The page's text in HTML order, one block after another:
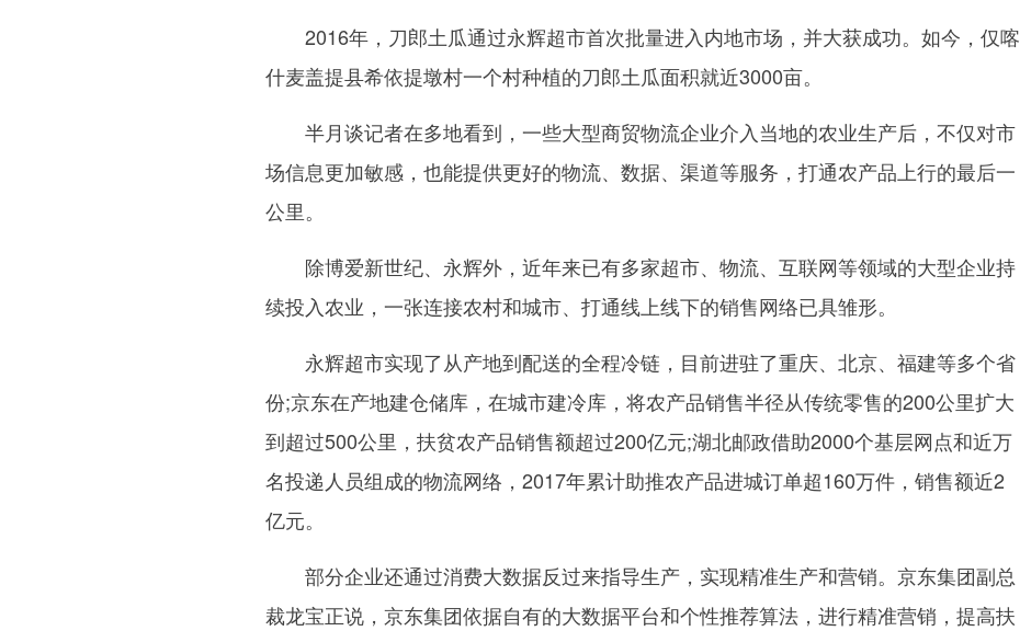
2016年，刀郎土瓜通过永辉超市首次批量进入内地市场，并大获成功。如今，仅喀
什麦盖提县希依提墩村一个村种植的刀郎土瓜面积就近3000亩。
半月谈记者在多地看到，一些大型商贸物流企业介入当地的农业生产后，不仅对市
场信息更加敏感，也能提供更好的物流、数据、渠道等服务，打通农产品上行的最后一
公里。
除博爱新世纪、永辉外，近年来已有多家超市、物流、互联网等领域的大型企业持
续投入农业，一张连接农村和城市、打通线上线下的销售网络已具雏形。
永辉超市实现了从产地到配送的全程冷链，目前进驻了重庆、北京、福建等多个省
份;京东在产地建仓储库，在城市建冷库，将农产品销售半径从传统零售的200公里扩大
到超过500公里，扶贫农产品销售额超过200亿元;湖北邮政借助2000个基层网点和近万
名投递人员组成的物流网络，2017年累计助推农产品进城订单超160万件，销售额近2
亿元。
部分企业还通过消费大数据反过来指导生产，实现精准生产和营销。京东集团副总
裁龙宝正说，京东集团依据自有的大数据平台和个性推荐算法，进行精准营销，提高扶